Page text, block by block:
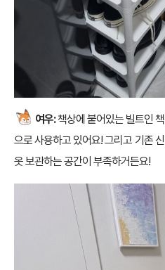
여우:책상에 붙어있는 빌트인
으로 사용하고 있어요! 그리고 기존
옷 보관하는 공간이 부족하거든요!